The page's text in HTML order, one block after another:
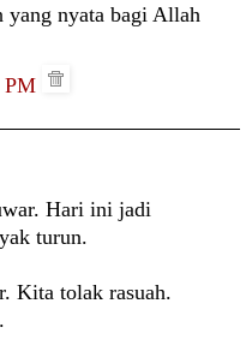
yang nyata bagi Allah
PM
Hari ini jadi
turun.
Kita tolak rasuah.